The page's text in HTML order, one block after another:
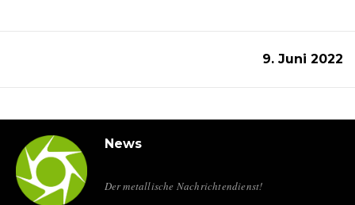
9. Juni 2022
News
Der metallische Nachrichtendienst!